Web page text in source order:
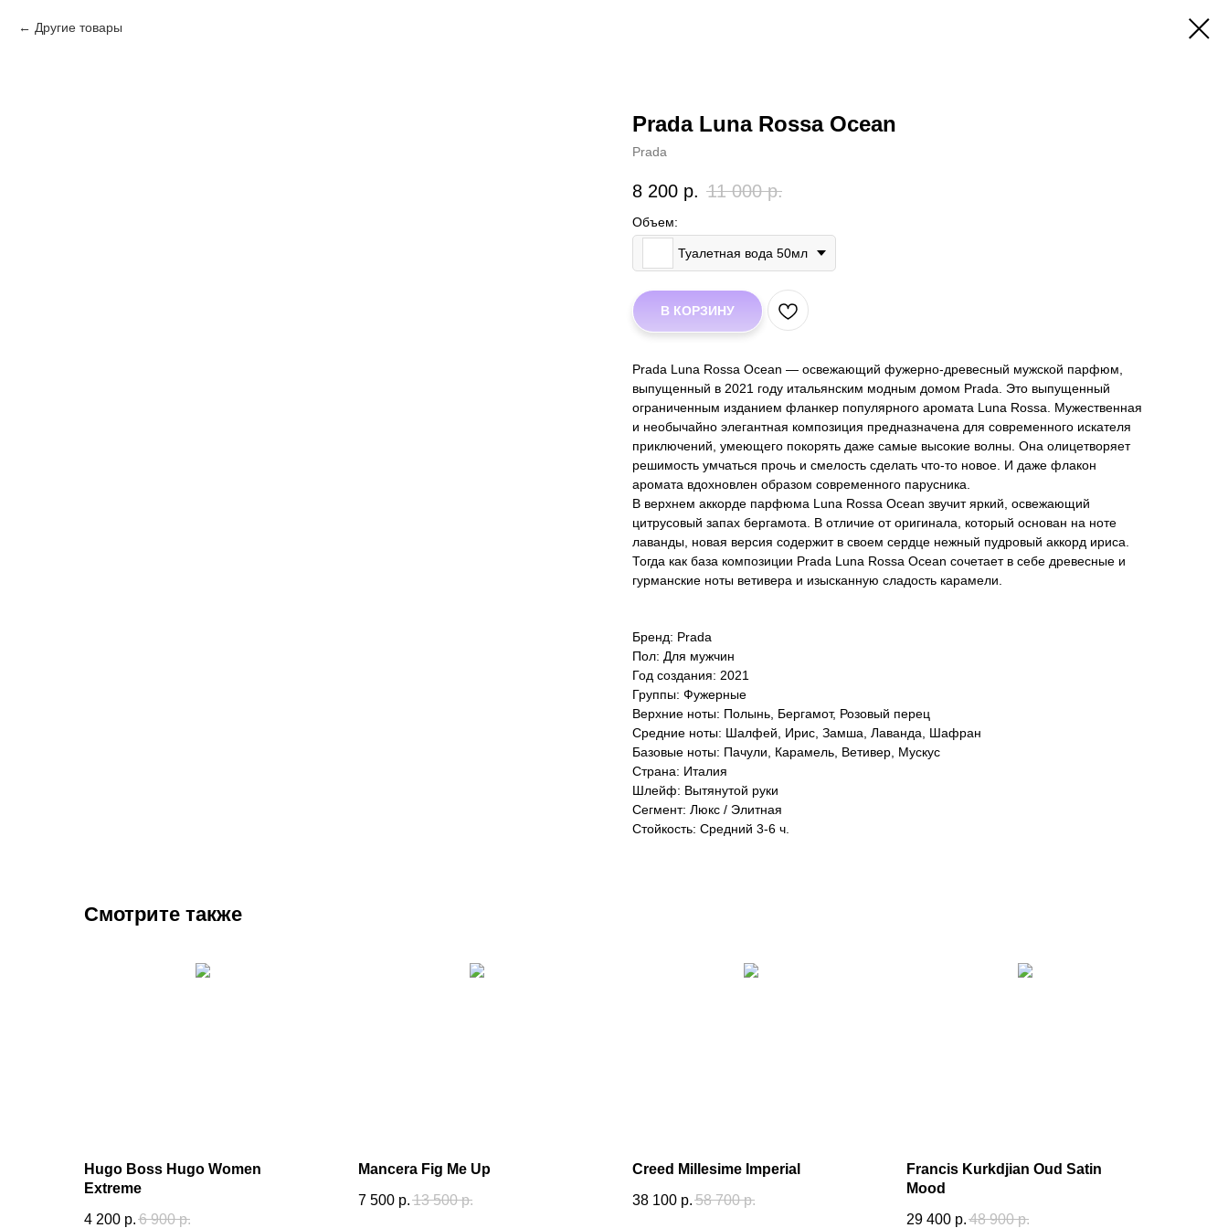
Другие товары
Prada Luna Rossa Ocean
Prada
8 200 р. 11 000 р.
Объем:
Туалетная вода 50мл
В КОРЗИНУ
Prada Luna Rossa Ocean — освежающий фужерно-древесный мужской парфюм,
выпущенный в 2021 году итальянским модным домом Prada. Это выпущенный
ограниченным изданием фланкер популярного аромата Luna Rossa. Мужественная
и необычайно элегантная композиция предназначена для современного искателя
приключений, умеющего покорять даже самые высокие волны. Она олицетворяет
решимость умчаться прочь и смелость сделать что-то новое. И даже флакон
аромата вдохновлен образом современного парусника.
В верхнем аккорде парфюма Luna Rossa Ocean звучит яркий, освежающий
цитрусовый запах бергамота. В отличие от оригинала, который основан на ноте
лаванды, новая версия содержит в своем сердце нежный пудровый аккорд ириса.
Тогда как база композиции Prada Luna Rossa Ocean сочетает в себе древесные и
гурманские ноты ветивера и изысканную сладость карамели.
Бренд: Prada
Пол: Для мужчин
Год создания: 2021
Группы: Фужерные
Верхние ноты: Полынь, Бергамот, Розовый перец
Средние ноты: Шалфей, Ирис, Замша, Лаванда, Шафран
Базовые ноты: Пачули, Карамель, Ветивер, Мускус
Страна: Италия
Шлейф: Вытянутой руки
Сегмент: Люкс / Элитная
Стойкость: Средний 3-6 ч.
Смотрите также
Hugo Boss Hugo Women
Extreme
4 200 р. 6 900 р.
Mancera Fig Me Up
7 500 р. 13 500 р.
Creed Millesime Imperial
38 100 р. 58 700 р.
Francis Kurkdjian Oud Satin
Mood
29 400 р. 48 900 р.